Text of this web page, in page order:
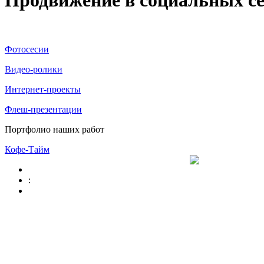
Фотосесии
Видео-ролики
Интернет-проекты
Флеш-презентации
Портфолио наших работ
Кофе-Тайм
: